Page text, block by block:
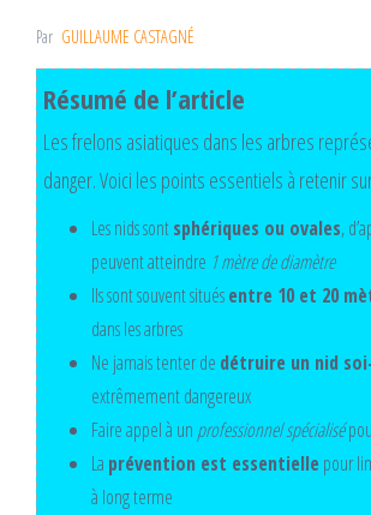
Par GUILLAUME CASTAGNÉ
Résumé de l’article
Les frelons asiatiques dans les arbres
danger. Voici les points essentiels à retenir
Les nids sontsphériques ou ovales,
peuvent atteindre 1 mètre de diamètre
Ils sont souvent situésentre 10 et 20
dans les arbres
Ne jamais tenter de détruire un nid
extrêmement dangereux
Faire appel à un professionnel spécialisé
La prévention est essentielle pour
à long terme